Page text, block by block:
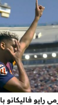
فاليكانو